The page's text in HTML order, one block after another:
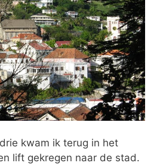
kwam ik terug in het
lift gekregen naar de stad.